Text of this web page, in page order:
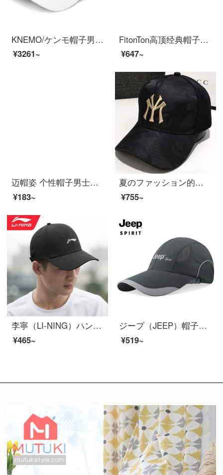
KNEMO/ケンモ帽子男のクールな落書き原宿風の色合わせ野球帽女性韓国版街頭の潮流人春鴨舌帽ulzingカップルの日焼け止めサンバイザー白の平均サイズ（首回り56 cm-60 cm）
¥3261~
FitonTon高顶经典帽子男纯棉百搭鸭舌帽大码太阳帽大头围潮牌硬顶棒球帽FT0015 黑色 正常码
¥647~
迈帽姿 个性帽子男士夏季韩版棒球帽潮流百搭学生街头嘻哈帽带环铁塔鸭舌帽女 铁塔 黑色 可调节
¥183~
夏のファッション的な夏の半网帽子ファッションmy立体刺繍ハンチングハットカップルの金字-黒は調節できます。
¥755~
李寧（LI-NING）ハンチング帽日焼け止め帽子男女兼用アウトドアスポーツライダースランニングハット夏通気性は398黒58-62 cmです。
¥465~
ジープ（JEEP）帽子男性野球帽夏の網目速乾透過性鴨舌帽スポーツ屋外日焼け止め帽子レジャー釣りサンバイザーA 0207深灰色
¥519~